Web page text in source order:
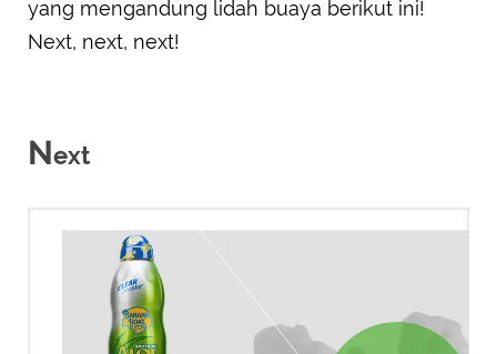
yang mengandung lidah buaya berikut ini!
Next, next, next!
Next